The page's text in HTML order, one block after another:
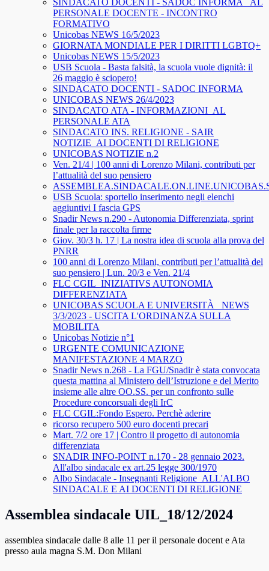
SINDACATO DOCENTI - SADOC INFORMA_ AL
PERSONALE DOCENTE - INCONTRO
FORMATIVO
Unicobas NEWS 16/5/2023
GIORNATA MONDIALE PER I DIRITTI LGBTQ+
Unicobas NEWS 15/5/2023
USB Scuola - Basta falsità, la scuola vuole dignità: il
26 maggio è sciopero!
SINDACATO DOCENTI - SADOC INFORMA
UNICOBAS NEWS 26/4/2023
SINDACATO ATA - INFORMAZIONI_AL
PERSONALE ATA
SINDACATO INS. RELIGIONE - SAIR
NOTIZIE_AI DOCENTI DI RELIGIONE
UNICOBAS NOTIZIE n.2
Ven. 21/4 | 100 anni di Lorenzo Milani, contributi per
l’attualità del suo pensiero
USB Scuola: sportello inserimento negli elenchi
aggiuntivi I fascia GPS
Snadir News n.290 - Autonomia Differenziata, sprint
finale per la raccolta firme
Giov. 30/3 h. 17 | La nostra idea di scuola alla prova del
PNRR
100 anni di Lorenzo Milani, contributi per l’attualità del
suo pensiero | Lun. 20/3 e Ven. 21/4
FLC CGIL_INIZIATIVS AUTONOMIA
DIFFERENZIATA
UNICOBAS SCUOLA E UNIVERSITÀ _NEWS
3/3/2023 - USCITA L'ORDINANZA SULLA
MOBILITA
Unicobas Notizie n°1
URGENTE COMUNICAZIONE
MANIFESTAZIONE 4 MARZO
Snadir News n.268 - La FGU/Snadir è stata convocata
questa mattina al Ministero dell’Istruzione e del Merito
insieme alle altre OO.SS. per un confronto sulle
Procedure concorsuali degli IrC
FLC CGIL:Fondo Espero. Perchè aderire
ricorso recupero 500 euro docenti precari
Mart. 7/2 ore 17 | Contro il progetto di autonomia
differenziata
SNADIR INFO-POINT n.170 - 28 gennaio 2023.
All'albo sindacale ex art.25 legge 300/1970
Albo Sindacale - Insegnanti Religione_ALL'ALBO
SINDACALE E AI DOCENTI DI RELIGIONE
Assemblea sindacale UIL_18/12/2024
assemblea sindacale dalle 8 alle 11 per il personale docent e Ata
presso aula magna S.M. Don Milani